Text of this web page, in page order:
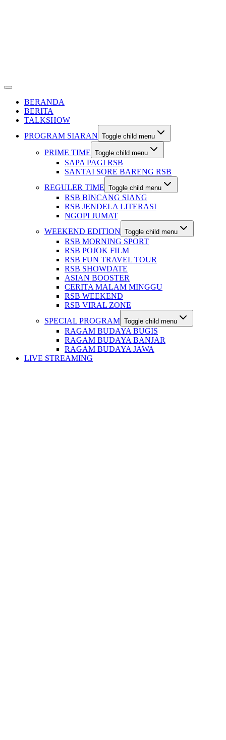
BERANDA
BERITA
TALKSHOW
PROGRAM SIARAN Toggle child menu
PRIME TIME Toggle child menu
SAPA PAGI RSB
SANTAI SORE BARENG RSB
REGULER TIME Toggle child menu
RSB BINCANG SIANG
RSB JENDELA LITERASI
NGOPI JUMAT
WEEKEND EDITION Toggle child menu
RSB MORNING SPORT
RSB POJOK FILM
RSB FUN TRAVEL TOUR
RSB SHOWDATE
ASIAN BOOSTER
CERITA MALAM MINGGU
RSB WEEKEND
RSB VIRAL ZONE
SPECIAL PROGRAM Toggle child menu
RAGAM BUDAYA BUGIS
RAGAM BUDAYA BANJAR
RAGAM BUDAYA JAWA
LIVE STREAMING